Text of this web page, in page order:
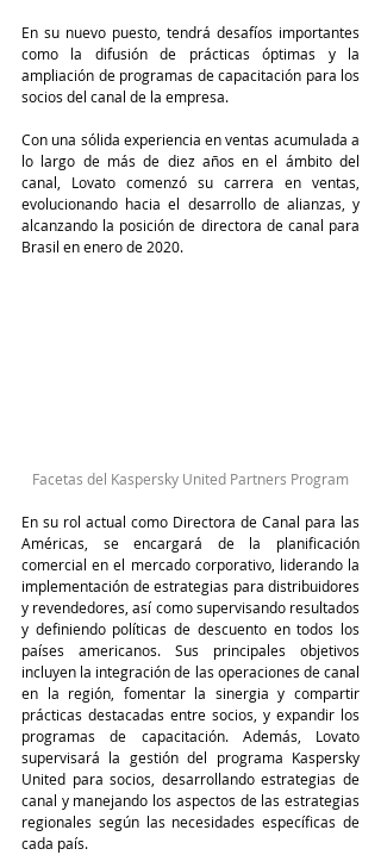
En su nuevo puesto, tendrá desafíos importantes
como la difusión de prácticas óptimas y la
ampliación de programas de capacitación para los
socios del canal de la empresa.
Con una sólida experiencia en ventas acumulada a
lo largo de más de diez años en el ámbito del
canal, Lovato comenzó su carrera en ventas,
evolucionando hacia el desarrollo de alianzas, y
alcanzando la posición de directora de canal para
Brasil en enero de 2020.
Facetas del Kaspersky United Partners Program
En su rol actual como Directora de Canal para las
Américas, se encargará de la planificación
comercial en el mercado corporativo, liderando la
implementación de estrategias para distribuidores
y revendedores, así como supervisando resultados
y definiendo políticas de descuento en todos los
países americanos. Sus principales objetivos
incluyen la integración de las operaciones de canal
en la región, fomentar la sinergia y compartir
prácticas destacadas entre socios, y expandir los
programas de capacitación. Además, Lovato
supervisará la gestión del programa Kaspersky
United para socios, desarrollando estrategias de
canal y manejando los aspectos de las estrategias
regionales según las necesidades específicas de
cada país.